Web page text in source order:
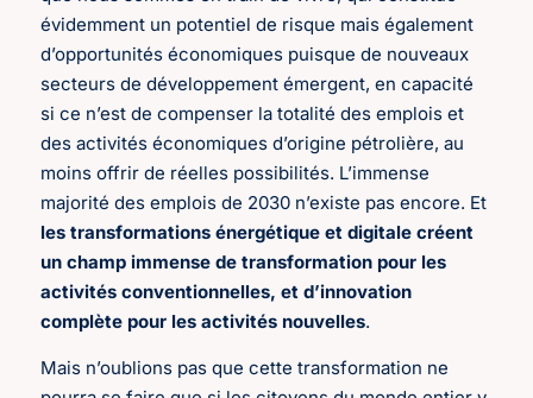
évidemment un potentiel de risque mais également
d’opportunités économiques puisque de nouveaux
secteurs de développement émergent, en capacité
si ce n’est de compenser la totalité des emplois et
des activités économiques d’origine pétrolière, au
moins offrir de réelles possibilités. L’immense
majorité des emplois de 2030 n’existe pas encore. Et
les transformations énergétique et digitale créent
un champ immense de transformation pour les
activités conventionnelles, et d’innovation
complète pour les activités nouvelles.
Mais n’oublions pas que cette transformation ne